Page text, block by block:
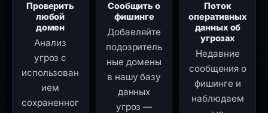
Проверить
любой
домен
Анализ
угроз с
использован
ием
сохраненног
Сообщить о
фишинге
Добавляйте
подозритель
ные домены
в нашу базу
данных
угроз —
Поток
оперативных
данных об
угрозах
Недавние
сообщения о
фишинге и
наблюдаем